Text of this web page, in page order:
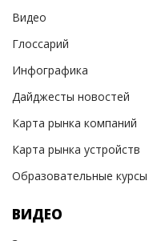
Видео
Глоссарий
Инфографика
Дайджесты новостей
Карта рынка компаний
Карта рынка устройств
Образовательные курсы
ВИДЕО